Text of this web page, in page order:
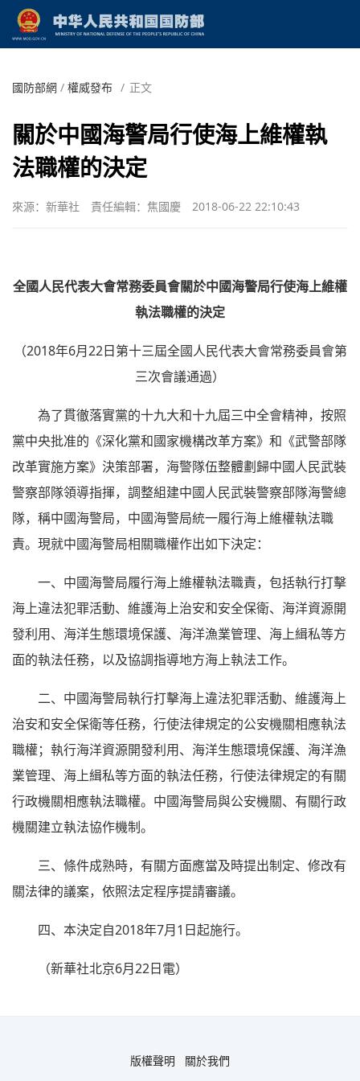
國防部網 / 權威發布 / 正文
關於中國海警局行使海上維權執
法職權的決定
來源：新華社 責任編輯：焦國慶 2018-06-22 22:10:43
全國人民代表大會常務委員會關於中國海警局行使海上維權
執法職權的決定
（2018年6月22日第十三屆全國人民代表大會常務委員會第
三次會議通過）
為了貫徹落實黨的十九大和十九屆三中全會精神，按照
黨中央批准的《深化黨和國家機構改革方案》和《武警部隊
改革實施方案》決策部署，海警隊伍整體劃歸中國人民武裝
警察部隊領導指揮，調整組建中國人民武裝警察部隊海警總
隊，稱中國海警局，中國海警局統一履行海上維權執法職
責。現就中國海警局相關職權作出如下決定：
一、中國海警局履行海上維權執法職責，包括執行打擊
海上違法犯罪活動、維護海上治安和安全保衛、海洋資源開
發利用、海洋生態環境保護、海洋漁業管理、海上緝私等方
面的執法任務，以及協調指導地方海上執法工作。
二、中國海警局執行打擊海上違法犯罪活動、維護海上
治安和安全保衛等任務，行使法律規定的公安機關相應執法
職權；執行海洋資源開發利用、海洋生態環境保護、海洋漁
業管理、海上緝私等方面的執法任務，行使法律規定的有關
行政機關相應執法職權。中國海警局與公安機關、有關行政
機關建立執法協作機制。
三、條件成熟時，有關方面應當及時提出制定、修改有
關法律的議案，依照法定程序提請審議。
四、本決定自2018年7月1日起施行。
（新華社北京6月22日電）
版權聲明 關於我們